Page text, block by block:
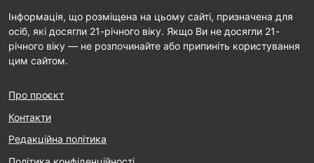
Інформація, що розміщена на цьому сайті, призначена для
осіб, які досягли 21-річного віку. Якщо Ви не досягли 21-
річного віку — не розпочинайте або припиніть користування
цим сайтом.
Про проєкт
Контакти
Редакційна політика